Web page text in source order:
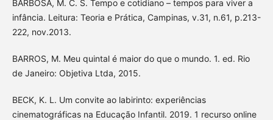
BARBOSA, M. C. S. Tempo e cotidiano – tempos para viver a
infância. Leitura: Teoria e Prática, Campinas, v.31, n.61, p.213-
222, nov.2013.
BARROS, M. Meu quintal é maior do que o mundo. 1. ed. Rio
de Janeiro: Objetiva Ltda, 2015.
BECK, K. L. Um convite ao labirinto: experiências
cinematográficas na Educação Infantil. 2019. 1 recurso online